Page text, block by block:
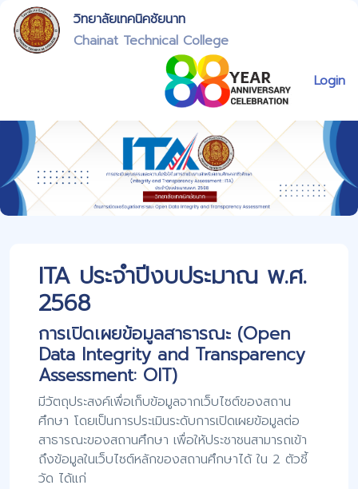
วิทยาลัยเทคนิคชัยนาท
Chainat Technical College
Login
ITA ประจำปีงบประมาณ พ.ศ.
2568
การเปิดเผยข้อมูลสาธารณะ (Open
Data Integrity and Transparency
Assessment: OIT)
มีวัตถุประสงค์เพื่อเก็บข้อมูลจากเว็บไซต์ของสถาน
ศึกษา โดยเป็นการประเมินระดับการเปิดเผยข้อมูลต่อ
สาธารณะของสถานศึกษา เพื่อให้ประชาชนสามารถเข้า
ถึงข้อมูลในเว็บไซต์หลักของสถานศึกษาได้ ใน 2 ตัวชี้
วัด ได้แก่